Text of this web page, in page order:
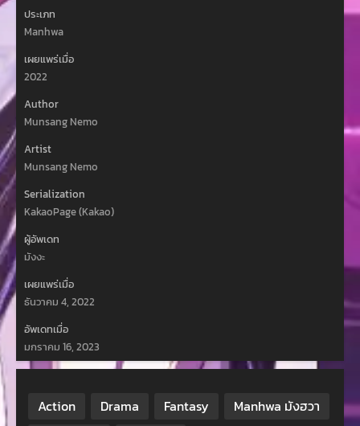
ประเภท
Manhwa
เผยแพร่เมื่อ
2022
Author
Munsang Nemo
Artist
Munsang Nemo
Serialization
KakaoPage (Kakao)
ผู้อัพเดท
มังงะ
เผยแพร่เมื่อ
ธันวาคม 4, 2022
อัพเดทเมื่อ
มกราคม 16, 2023
Action Drama Fantasy
Manhwa มังฮวา